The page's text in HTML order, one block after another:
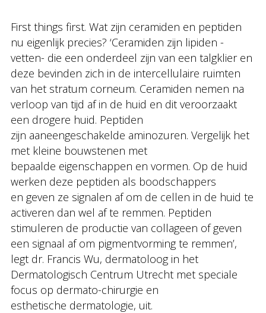
First things first. Wat zijn ceramiden en peptiden
nu eigenlijk precies? ‘Ceramiden zijn lipiden -
vetten- die een onderdeel zijn van een talgklier en
deze bevinden zich in de intercellulaire ruimten
van het stratum corneum. Ceramiden nemen na
verloop van tijd af in de huid en dit veroorzaakt
een drogere huid. Peptiden
zijn aaneengeschakelde aminozuren. Vergelijk het
met kleine bouwstenen met
bepaalde eigenschappen en vormen. Op de huid
werken deze peptiden als boodschappers
en geven ze signalen af om de cellen in de huid te
activeren dan wel af te remmen. Peptiden
stimuleren de productie van collageen of geven
een signaal af om pigmentvorming te remmen’,
legt dr. Francis Wu, dermatoloog in het
Dermatologisch Centrum Utrecht met speciale
focus op dermato-chirurgie en
esthetische dermatologie, uit.